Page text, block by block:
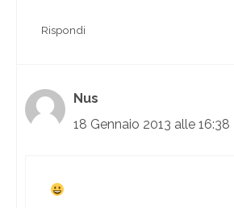
Rispondi
Nus
18 Gennaio 2013 alle 16:38